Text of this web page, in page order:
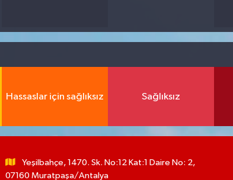
Hassaslar için sağlıksız Sağlıksız
Yeşilbahçe, 1470. Sk. No:12 Kat:1 Daire No: 2,
07160 Muratpaşa/Antalya